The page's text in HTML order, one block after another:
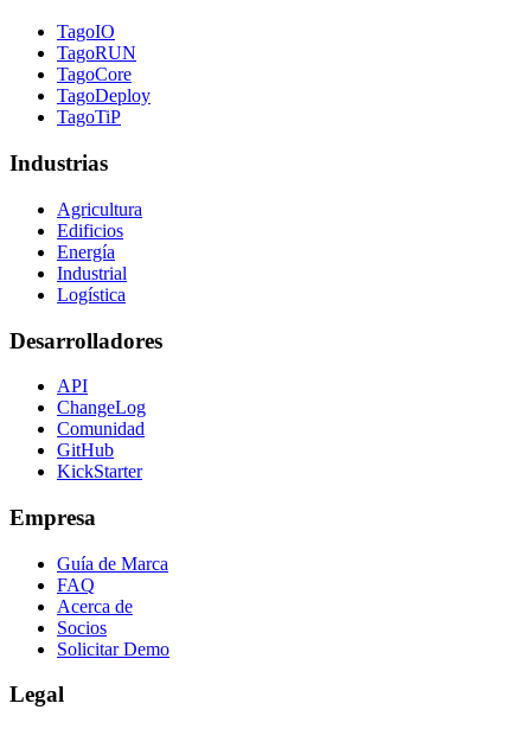
TagoIO
TagoRUN
TagoCore
TagoDeploy
TagoTiP
Industrias
Agricultura
Edificios
Energía
Industrial
Logística
Desarrolladores
API
ChangeLog
Comunidad
GitHub
KickStarter
Empresa
Guía de Marca
FAQ
Acerca de
Socios
Solicitar Demo
Legal